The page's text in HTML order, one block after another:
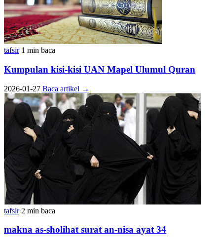
tafsir 1 min baca
Kumpulan kisi-kisi UAN Mapel Ulumul Quran
2026-01-27 Baca artikel →
tafsir 2 min baca
makna as-sholihat surat an-nisa ayat 34